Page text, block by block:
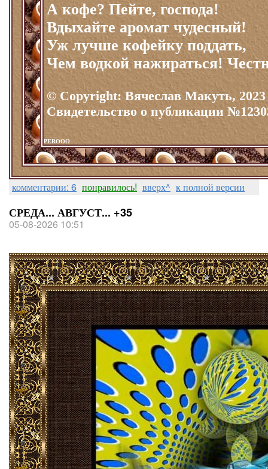
А кофе? Пейте, господа!
Вдыхайте аромат чудесный!
Уж лучше кофейку поддать,
Чем водкой нажираться!
© Copyright: Вячеслав Макуть, 2023
Свидетельство о публикации
PEROOO
комментарии: 6 понравилось! вверх^ к полной версии
СРЕДА... АВГУСТ... +35
05-08-2026 10:51